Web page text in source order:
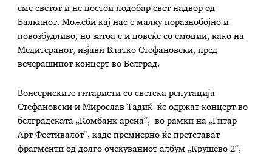
сме светот и не постои подобар свет надвор од
Балканот. Можеби кај нас е малку поразнобојно и
повозбудливо, но затоа е и повеќе со емоции, како на
Медитеранот, изјави Влатко Стефановски, пред
вечерашниот концерт во Белград.
Вонсериските гитаристи со светска репутација
Стефановски и Мирослав Тадиќ ќе одржат концерт во
белградската „Комбанк арена“, во рамки на „Гитар
Арт Фестивалот“, каде премиерно ќе претстават
фрагменти од долго очекуваниот албум „Крушево 2“,